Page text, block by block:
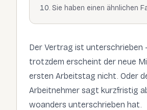
Sie haben einen ähnlichen
Der Vertrag ist unterschrieben
trotzdem erscheint der neue
ersten Arbeitstag nicht. Oder
Arbeitnehmer sagt kurzfristig
woanders unterschrieben hat.